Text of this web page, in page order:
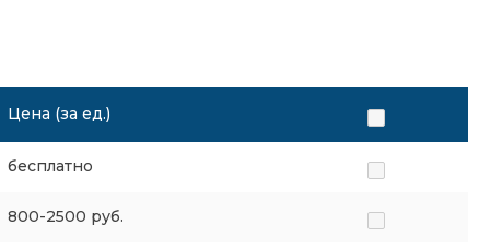
Цена (за ед.)
бесплатно
800-2500 руб.